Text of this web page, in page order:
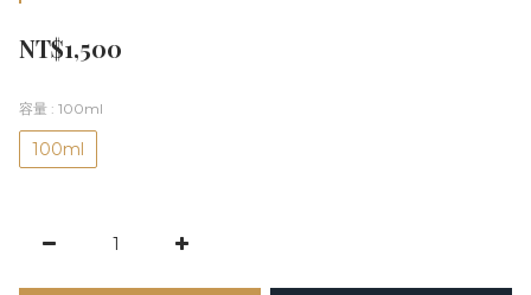
NT$1,500
容量 : 100ml
100ml